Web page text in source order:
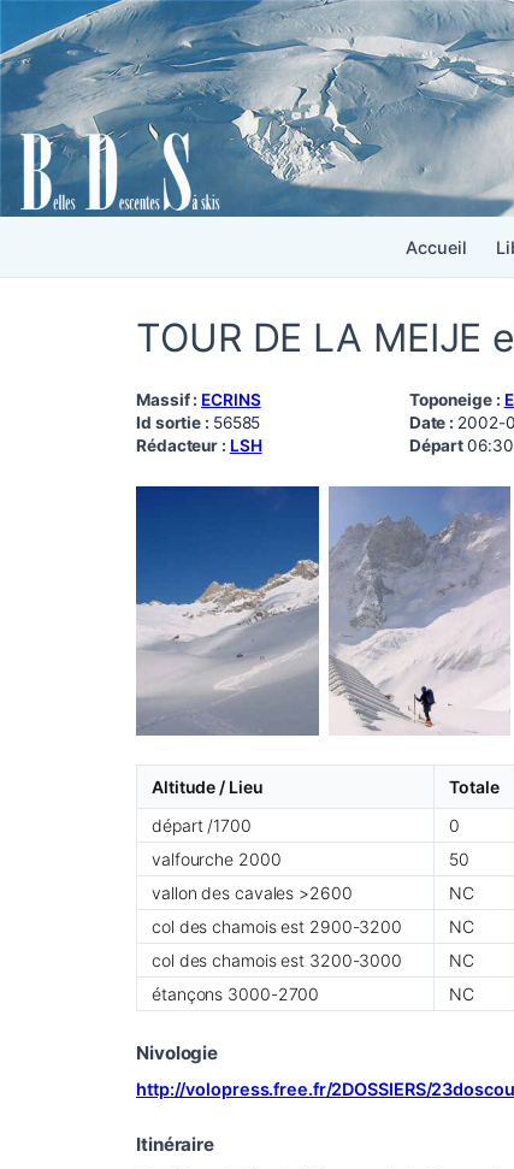
Accueil
TOUR DE LA MEIJE
Massif : ECRINS
Id sortie : 56585
Rédacteur : LSH
Toponeige :
Date : 2002-
Départ06:30
Altitude / Lieu Totale
départ /1700
0
valfourche 2000
50
vallon des cavales >2600
NC
col des chamois est 2900-3200
NC
col des chamois est 3200-3000
NC
étançons 3000-2700
NC
Nivologie
http://volopress.free.fr/2DOSSIERS/
Itinéraire